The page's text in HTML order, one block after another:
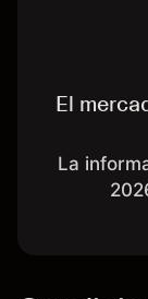
El
La